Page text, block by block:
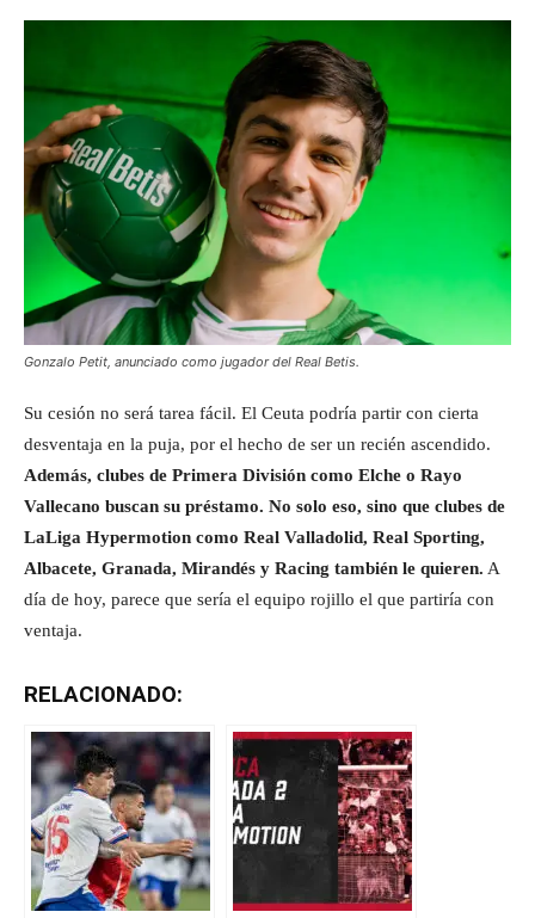
Gonzalo Petit, anunciado como jugador del Real Betis.
Su cesión no será tarea fácil. El Ceuta podría partir con cierta
desventaja en la puja, por el hecho de ser un recién ascendido.
Además, clubes de Primera División como Elche o Rayo
Vallecano buscan su préstamo. No solo eso, sino que clubes de
LaLiga Hypermotion como Real Valladolid, Real Sporting,
Albacete, Granada, Mirandés y Racing también le quieren. A
día de hoy, parece que sería el equipo rojillo el que partiría con
ventaja.
RELACIONADO: